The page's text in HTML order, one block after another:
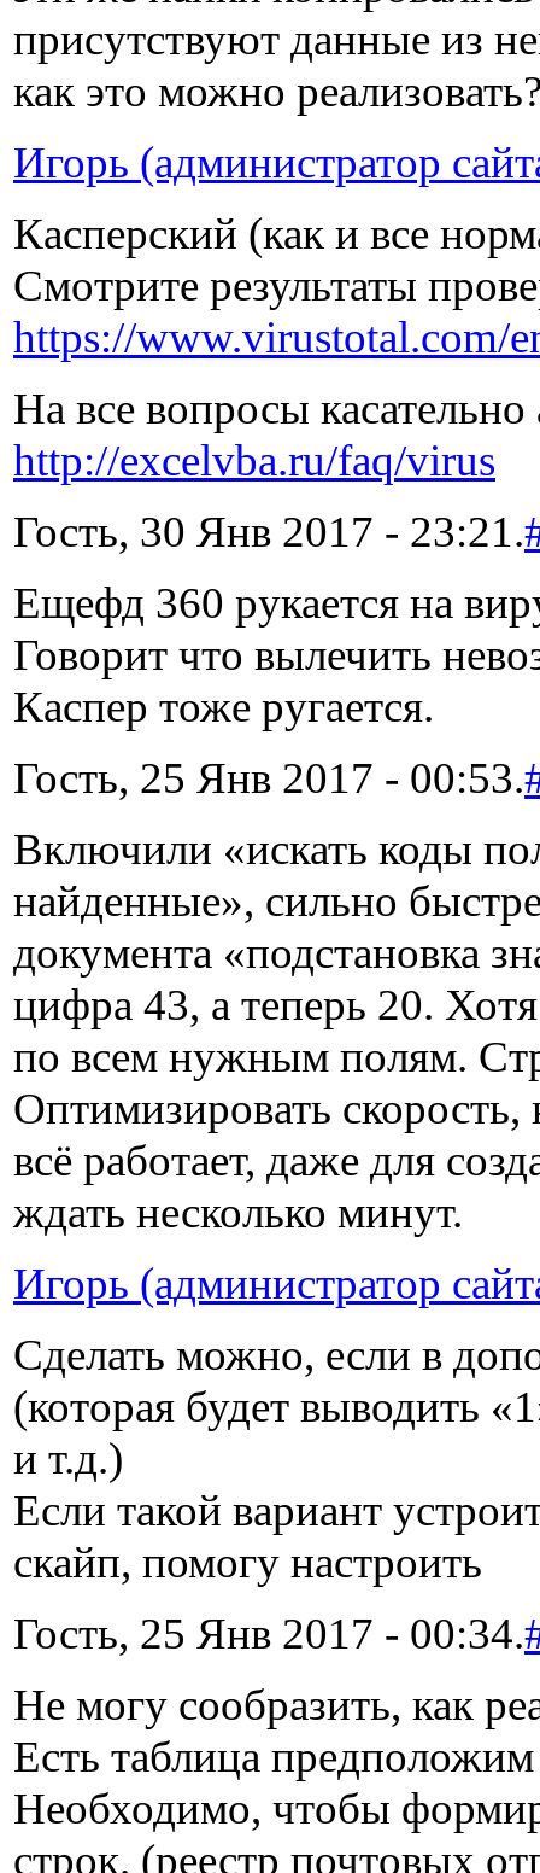
присутствуют данные из
как это можно
Игорь (администратор
Касперский (как и все
Смотрите результаты
https://www.virustotal.com/
На все вопросы
http://excelvba.ru/faq/virus
Гость, 30 Янв 2017 - 23:21.
Ещефд 360 рукается на
Говорит что вылечить
Каспер тоже ругается.
Гость, 25 Янв 2017 - 00:53.
Включили «искать коды
найденные», сильно
документа «подстановка
цифра 43, а теперь 20.
по всем нужным полям.
Оптимизировать
всё работает, даже для
ждать несколько минут.
Игорь (администратор
Сделать можно, если в
(которая будет выводить
и т.д.)
Если такой вариант
скайп, помогу настроить
Гость, 25 Янв 2017 - 00:34.
Не могу сообразить, как
Есть таблица
Необходимо, чтобы
строк. (реестр почтовых